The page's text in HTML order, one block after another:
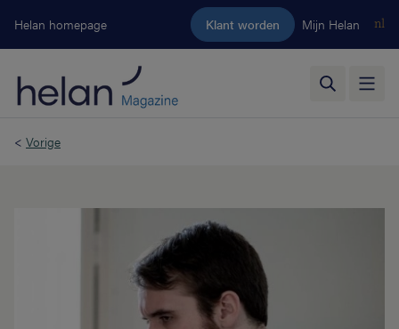
Ga naar de hoofdinhoud
Helan homepage Klant worden Mijn Helan nl
< Vorige